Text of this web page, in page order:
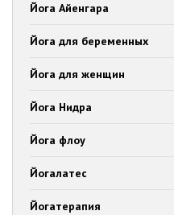
Йога Айенгара
Йога для беременных
Йога для женщин
Йога Нидра
Йога флоу
Йогалатес
Йогатерапия